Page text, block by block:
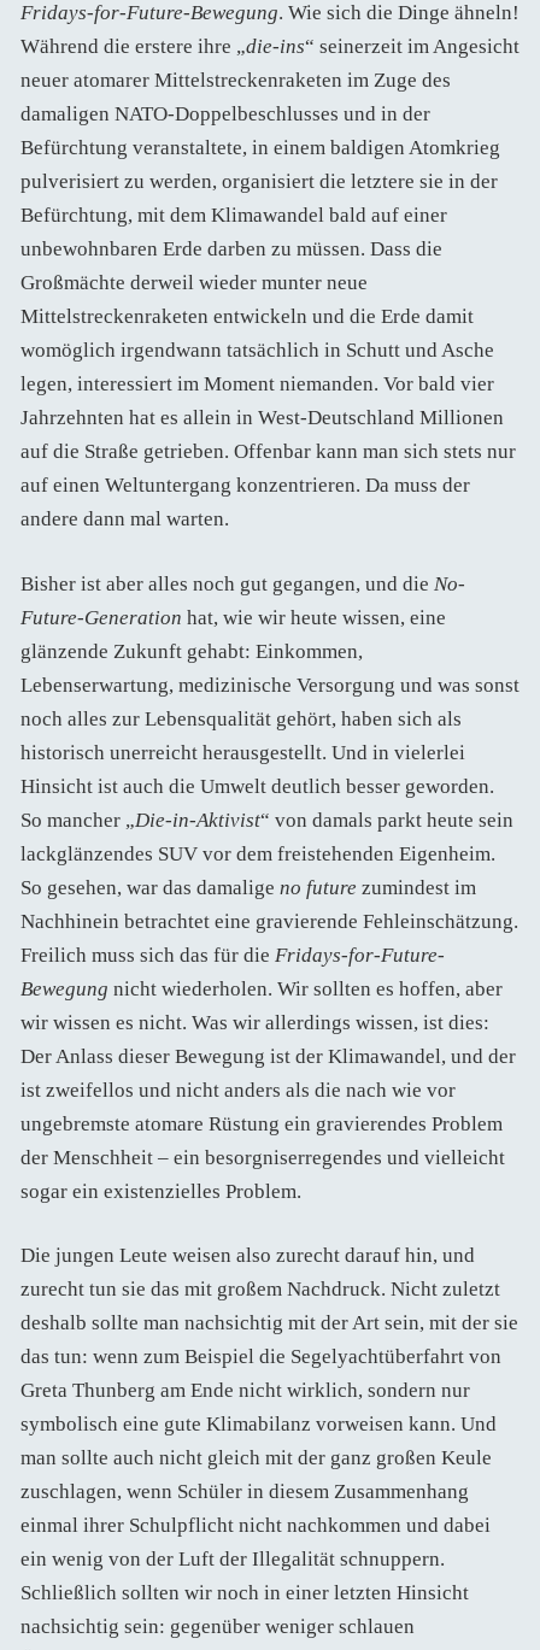
Fridays-for-Future-Bewegung. Wie sich die Dinge ähneln!
Während die erstere ihre „die-ins“ seinerzeit im Angesicht
neuer atomarer Mittelstreckenraketen im Zuge des
damaligen NATO-Doppelbeschlusses und in der
Befürchtung veranstaltete, in einem baldigen Atomkrieg
pulverisiert zu werden, organisiert die letztere sie in der
Befürchtung, mit dem Klimawandel bald auf einer
unbewohnbaren Erde darben zu müssen. Dass die
Großmächte derweil wieder munter neue
Mittelstreckenraketen entwickeln und die Erde damit
womöglich irgendwann tatsächlich in Schutt und Asche
legen, interessiert im Moment niemanden. Vor bald vier
Jahrzehnten hat es allein in West-Deutschland Millionen
auf die Straße getrieben. Offenbar kann man sich stets nur
auf einen Weltuntergang konzentrieren. Da muss der
andere dann mal warten.
Bisher ist aber alles noch gut gegangen, und die No-
Future-Generation hat, wie wir heute wissen, eine
glänzende Zukunft gehabt: Einkommen,
Lebenserwartung, medizinische Versorgung und was sonst
noch alles zur Lebensqualität gehört, haben sich als
historisch unerreicht herausgestellt. Und in vielerlei
Hinsicht ist auch die Umwelt deutlich besser geworden.
So mancher „Die-in-Aktivist“ von damals parkt heute sein
lackglänzendes SUV vor dem freistehenden Eigenheim.
So gesehen, war das damalige no future zumindest im
Nachhinein betrachtet eine gravierende Fehleinschätzung.
Freilich muss sich das für die Fridays-for-Future-
Bewegung nicht wiederholen. Wir sollten es hoffen, aber
wir wissen es nicht. Was wir allerdings wissen, ist dies:
Der Anlass dieser Bewegung ist der Klimawandel, und der
ist zweifellos und nicht anders als die nach wie vor
ungebremste atomare Rüstung ein gravierendes Problem
der Menschheit – ein besorgniserregendes und vielleicht
sogar ein existenzielles Problem.
Die jungen Leute weisen also zurecht darauf hin, und
zurecht tun sie das mit großem Nachdruck. Nicht zuletzt
deshalb sollte man nachsichtig mit der Art sein, mit der sie
das tun: wenn zum Beispiel die Segelyachtüberfahrt von
Greta Thunberg am Ende nicht wirklich, sondern nur
symbolisch eine gute Klimabilanz vorweisen kann. Und
man sollte auch nicht gleich mit der ganz großen Keule
zuschlagen, wenn Schüler in diesem Zusammenhang
einmal ihrer Schulpflicht nicht nachkommen und dabei
ein wenig von der Luft der Illegalität schnuppern.
Schließlich sollten wir noch in einer letzten Hinsicht
nachsichtig sein: gegenüber weniger schlauen